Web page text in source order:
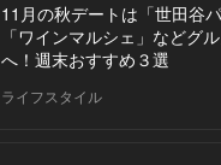
11月の秋デートは「世田谷
「ワインマルシェ」などグ
へ！週末おすすめ３選
ライフスタイル